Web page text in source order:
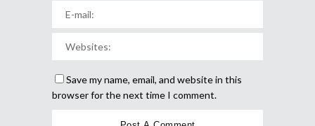
Save my name, email, and website in this
browser for the next time I comment.